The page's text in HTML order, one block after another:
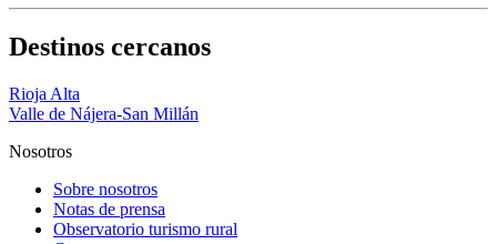
Destinos cercanos
Rioja Alta
Valle de Nájera-San Millán
Nosotros
Sobre nosotros
Notas de prensa
Observatorio turismo rural